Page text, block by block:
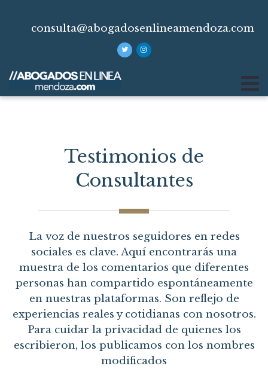
consulta@abogadosenlineamendoza.com
Testimonios de
Consultantes
La voz de nuestros seguidores en redes
sociales es clave. Aquí encontrarás una
muestra de los comentarios que diferentes
personas han compartido espontáneamente
en nuestras plataformas. Son reflejo de
experiencias reales y cotidianas con nosotros.
Para cuidar la privacidad de quienes los
escribieron, los publicamos con los nombres
modificados